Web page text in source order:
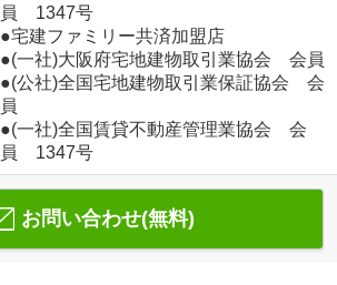
員 1347号
●宅建ファミリー共済加盟店
●(一社)大阪府宅地建物取引業協会 会員
●(公社)全国宅地建物取引業保証協会 会
員
●(一社)全国賃貸不動産管理業協会 会
員 1347号
お問い合わせ(無料)